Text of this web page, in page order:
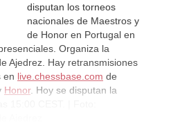
disputan los torneos
nacionales de Maestros y
de Honor en Portugal en
Organiza la
Ajedrez. Hay retransmisiones
en live.chessbase.com de
Honor. Hoy se disputan la